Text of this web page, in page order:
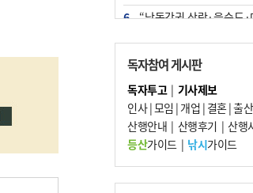
6
“낙동강권 삼락·을숙도
7
오늘의 날씨- 2026년 8월
8
외국인 선원 ‘인신매매 경
우려가 현실로
9
[사설] 해수부 신청사 북항
수도 도약의 전환점
10 르노 못 타는 부산시장…
힌 지역기업 응원
독자참여 게시판
독자투고| 기사제보
인사|모임 | 개업 | 결혼|출산
산행안내 | 산행후기 | 산행
등산가이드| 낚시가이드